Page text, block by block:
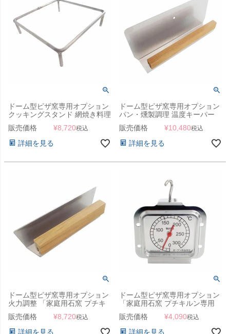
ドーム型ピザ窯専用オプション
クッキングスタンド 網焼き料理
用 肉 野菜 魚 塩焼き BBQ 「家
庭用石窯 プチキルン専用 五
徳」
販売価格 ¥8,720税込
詳細を見る
ドーム型ピザ窯専用オプション
パン・燻製調理 温度キーパー
「家庭用石窯 プチキルン専用
蓋」
販売価格 ¥10,480税込
詳細を見る
ドーム型ピザ窯専用オプション
火力調整 「家庭用石窯 プチキ
ルン専用 空気調整プレート」
販売価格 ¥8,720税込
詳細を見る
ドーム型ピザ窯専用オプション
「家庭用石窯 プチキルン専用
温度計」
販売価格 ¥4,090税込
詳細を見る